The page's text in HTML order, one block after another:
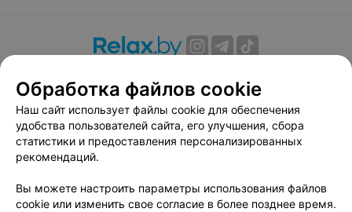
Вакансии
Публичный договор
Способы оплаты
Публичный договор по использованию сервиса
«Афиша»
Пользовательское соглашение
Связаться по вопросам сотрудничества
Обработка файлов cookie
Наш сайт использует файлы cookie для обеспечения
удобства пользователей сайта, его улучшения, сбора
статистики и предоставления персонализированных
рекомендаций.
Вы можете настроить параметры использования файлов
cookie или изменить свое согласие в более позднее время.